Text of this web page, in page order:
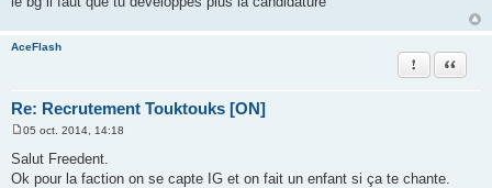
AceFlash
Re: Recrutement Touktouks [ON]
Rapporter le
Citation
e
s
s
05 oct. 2014, 14:18
Salut Freedent.
Ok pour la faction on se capte IG et on fait un enfant si ça te chante.